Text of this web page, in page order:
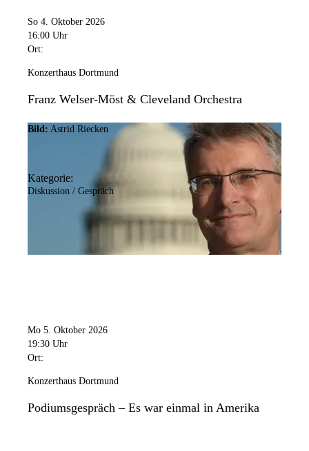
So 4. Oktober 2026
16:00 Uhr
Ort:
Konzerthaus Dortmund
Franz Welser-Möst & Cleveland Orchestra
Bild: Astrid Riecken
Kategorie:
Diskussion / Gespräch
Mo 5. Oktober 2026
19:30 Uhr
Ort:
Konzerthaus Dortmund
Podiumsgespräch – Es war einmal in Amerika